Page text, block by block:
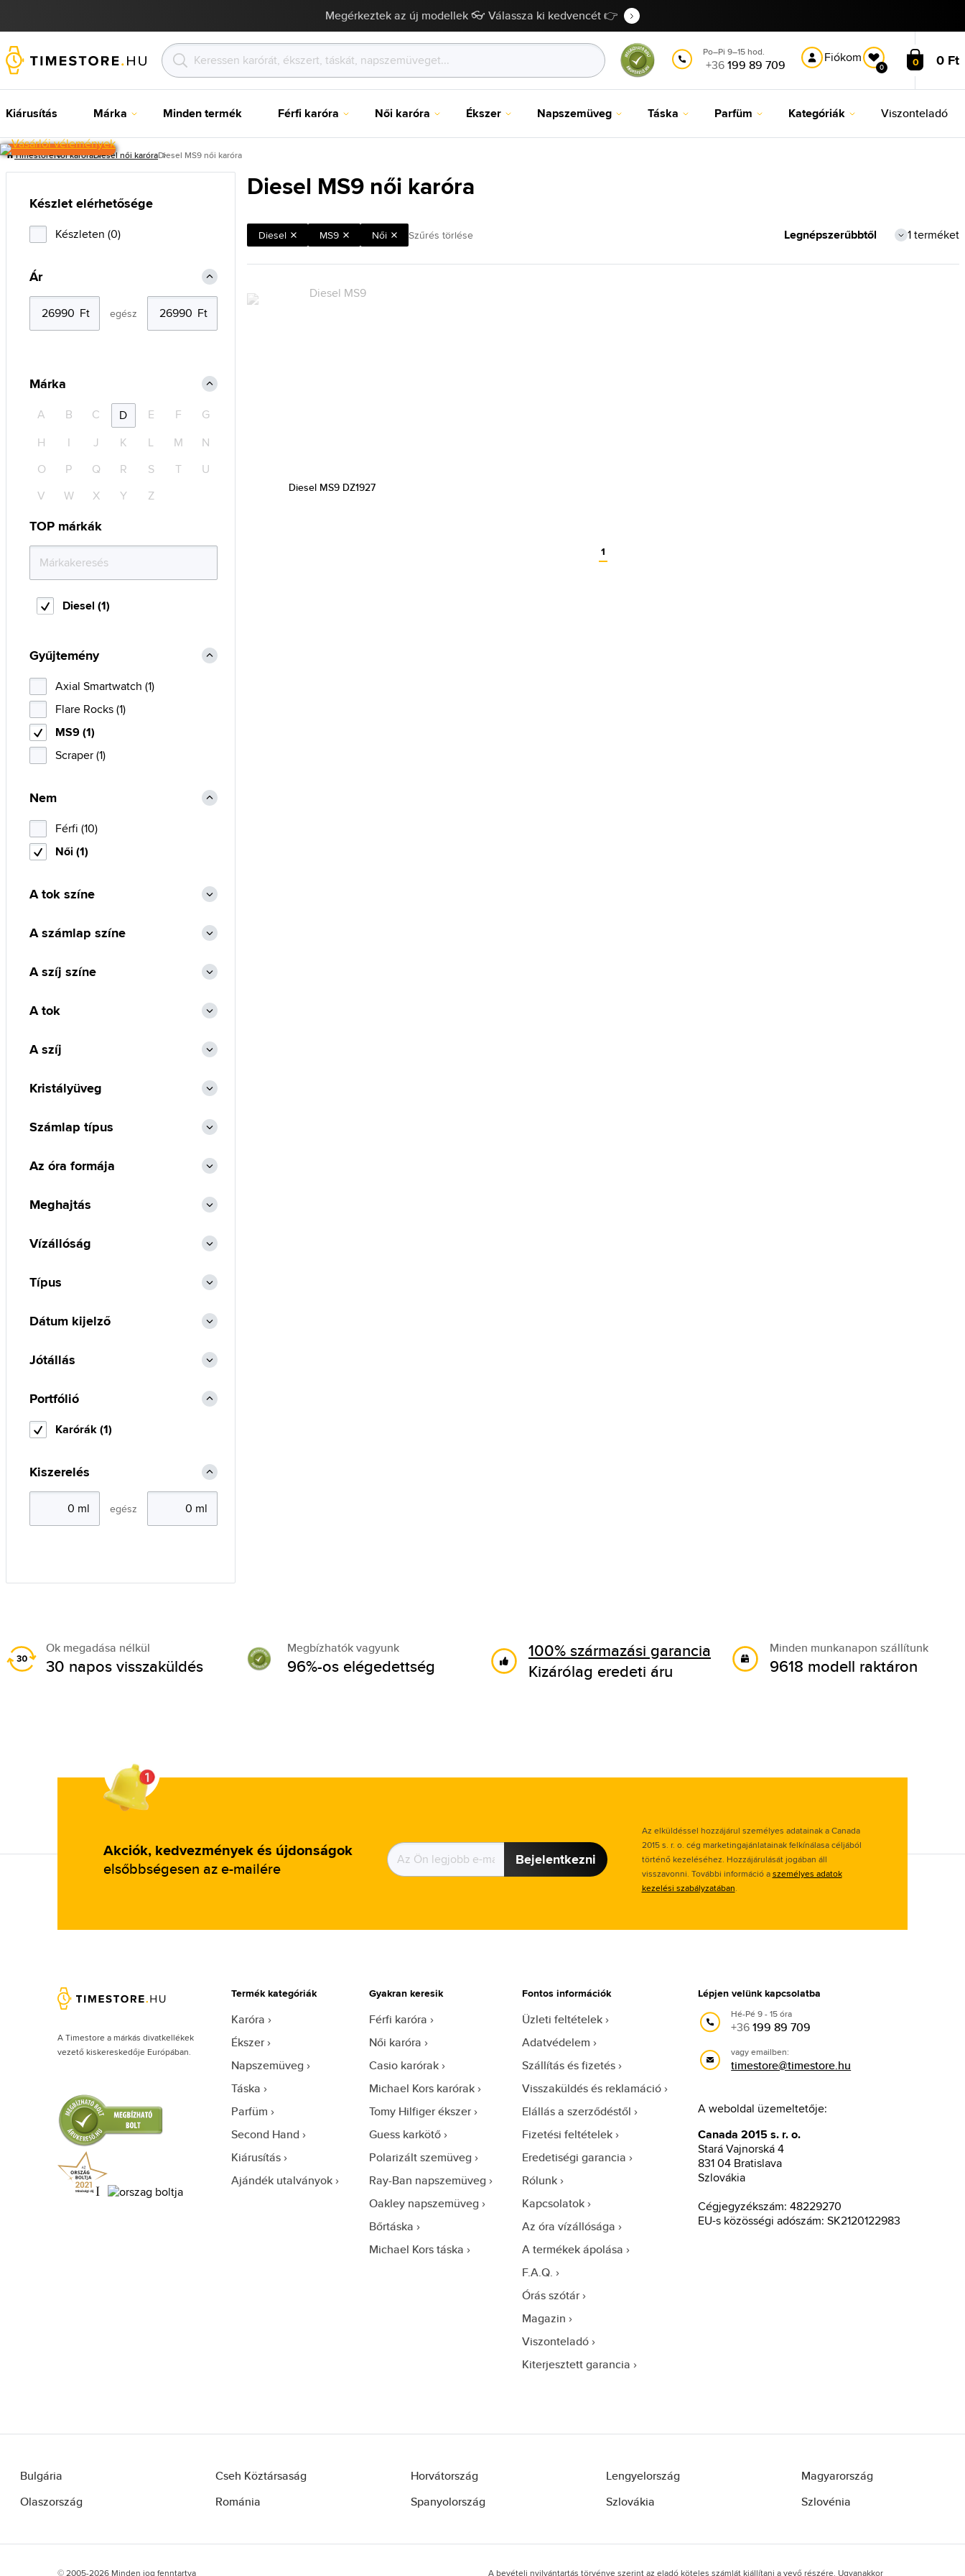
Megérkeztek az új modellek 👓 Válassza ki kedvencét 👉
Po–Pi 9–15 hod.
+36199 89 709 Fiókom
0 0 0 Ft
Kiárusítás Márka Minden termék Férfi karóra Női karóra Ékszer Napszemüveg Táska Parfüm Kategóriák Viszonteladó
TimestoreNői karóraDiesel női karóraDiesel MS9 női karóra
Diesel MS9 női karóra
Diesel MS9 Női Szűrés törlése 1 terméket
Diesel MS9 DZ1927
1
Készlet elérhetősége
Készleten (0)
Ár
egész
Márka
A B C D E F
G
H
I J K L M
N
O
P Q R S T
U
V
W X Y Z
TOP márkák
Diesel (1)
Gyűjtemény
Axial Smartwatch (1)
Flare Rocks (1)
MS9 (1)
Scraper (1)
Nem
Férfi (10)
Női (1)
A tok színe
A számlap színe
A szíj színe
A tok
A szíj
Kristályüveg
Számlap típus
Az óra formája
Meghajtás
Vízállóság
Típus
Dátum kijelző
Jótállás
Portfólió
Karórák (1)
Kiszerelés
egész
Ok megadása nélkül
30 napos visszaküldés
Megbízhatók vagyunk
96%-os elégedettség
100% származási garancia
Kizárólag eredeti áru
Minden munkanapon szállítunk
9618 modell raktáron
Akciók, kedvezmények és újdonságok
elsőbbségesen az e-mailére Bejelentkezni
Az elküldéssel hozzájárul személyes adatainak a Canada
2015 s. r. o. cég marketingajánlatainak felkínálasa céljából
történő kezeléséhez. Hozzájárulását jogában áll
visszavonni. További információ aszemélyes adatok
kezelési szabályzatában.
A Timestore a márkás divatkellékek
vezető kiskereskedője Európában.
Termék kategóriák
Karóra
Ékszer
Napszemüveg
Táska
Parfüm
Second Hand
Kiárusítás
Ajándék utalványok
Gyakran keresik
Férfi karóra
Női karóra
Casio karórak
Michael Kors karórak
Tomy Hilfiger ékszer
Guess karkötő
Polarizált szemüveg
Ray-Ban napszemüveg
Oakley napszemüveg
Bőrtáska
Michael Kors táska
Fontos információk
Üzleti feltételek
Adatvédelem
Szállítás és fizetés
Visszaküldés és reklamáció
Elállás a szerződéstől
Fizetési feltételek
Eredetiségi garancia
Rólunk
Kapcsolatok
Az óra vízállósága
A termékek ápolása
F.A.Q.
Órás szótár
Magazin
Viszonteladó
Kiterjesztett garancia
Lépjen velünk kapcsolatba
Hé-Pé 9 - 15 óra
+36199 89 709
vagy emailben:
timestore@timestore.hu
A weboldal üzemeltetője:
Canada 2015 s. r. o.
Stará Vajnorská 4
831 04 Bratislava
Szlovákia
Cégjegyzékszám: 48229270
EU-s közösségi adószám: SK2120122983
Bulgária Cseh Köztársaság Horvátország Lengyelország
Magyarország
Olaszország
Románia Spanyolország Szlovákia Szlovénia
© 2005-2026 Minden jog fenntartva A bevételi nyilvántartás törvénye szerint az eladó köteles számlát kiállítani a vevő részére. Ugyanakkor